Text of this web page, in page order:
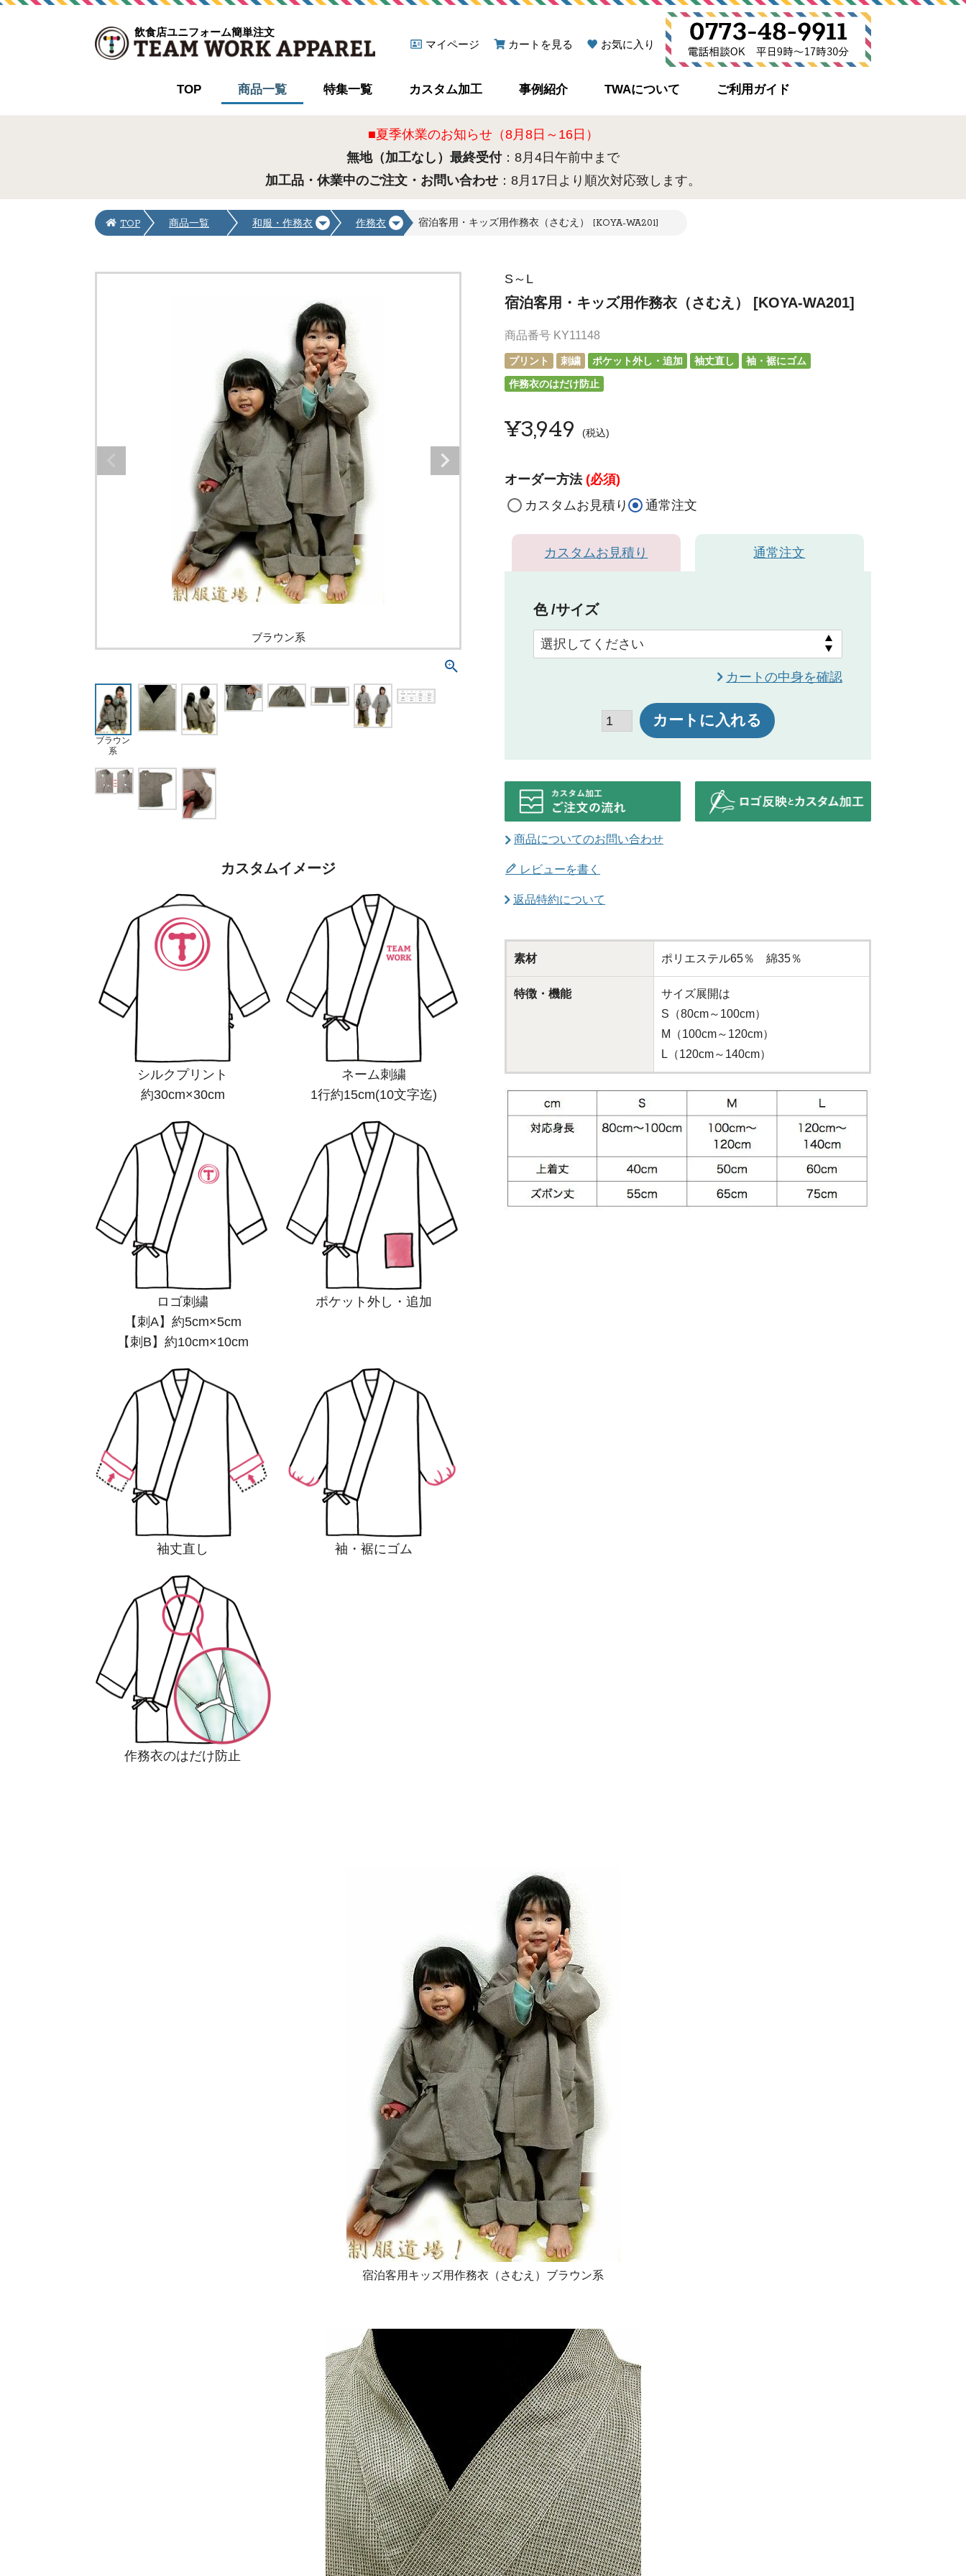
飲食店ユニフォーム簡単注文
マイページ
カートを見る お気に入り
TOP 商品一覧 特集一覧 カスタム加工 事例紹介 TWAについて ご利用ガイド
■夏季休業のお知らせ（8月8日～16日）
無地（加工なし）最終受付：8月4日午前中まで
加工品・休業中のご注文・お問い合わせ ：8月17日より順次対応致します。
TOP 商品一覧 和服・作務衣 作務衣 宿泊客用・キッズ用作務衣（さむえ） [KOYA-WA201]
S～L
宿泊客用・キッズ用作務衣（さむえ） [KOYA-WA201]
商品番号 KY11148
ブラウン系
ブラウン
系
プリント 刺繍 ポケット外し・追加 袖丈直し
袖・裾にゴム
作務衣のはだけ防止
¥3,949 税込
オーダー方法 (必須)
カスタムお見積り
通常注文
カスタムお見積り 通常注文
色 サイズ
カートの中身を確認
カートに入れる
商品についてのお問い合わせ
レビューを書く
返品特約について
素材 ポリエステル65％ 綿35％
特徴・機能
サイズ展開は
S（80cm～100cm）
M（100cm～120cm）
L（120cm～140cm）
カスタムイメージ
シルクプリント
約30cm×30cm
ネーム刺繍
1行約15cm(10文字迄)
ロゴ刺繍
【刺A】約5cm×5cm
【刺B】約10cm×10cm
ポケット外し・追加
袖丈直し 袖・裾にゴム
作務衣のはだけ防止
宿泊客用キッズ用作務衣（さむえ）ブラウン系